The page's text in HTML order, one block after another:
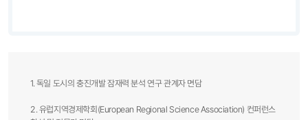
1. 독일 도시의 충진개발 잠재력 분석 연구 관계자 면담
2. 유럽지역경제학회(European Regional Science Association) 컨퍼런스